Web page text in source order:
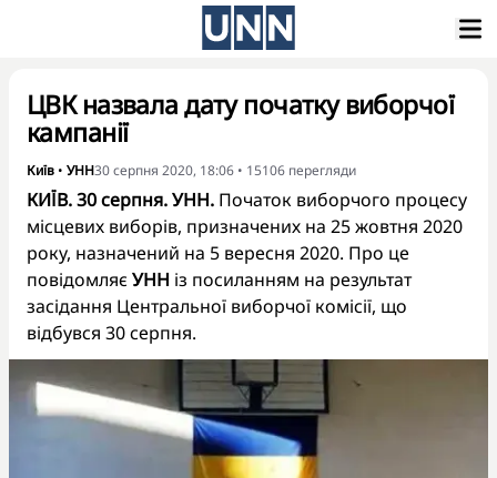
ЦВК назвала дату початку виборчої
кампанії
Київ • УНН30 серпня 2020, 18:06 • 15106 перегляди
КИЇВ. 30 серпня. УНН. Початок виборчого процесу
місцевих виборів, призначених на 25 жовтня 2020
року, назначений на 5 вересня 2020. Про це
повідомляє УНН із посиланням на результат
засідання Центральної виборчої комісії, що
відбувся 30 серпня.